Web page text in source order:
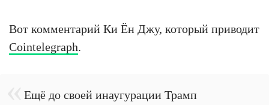
Вот комментарий Ки Ён Джу, который приводит
Cointelegraph.
Ещё до своей инаугурации Трамп